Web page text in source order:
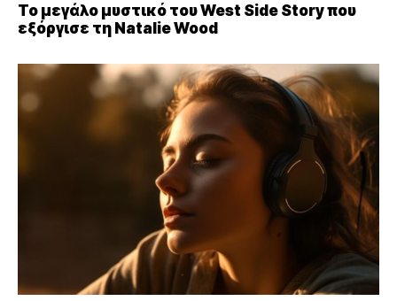
Το μεγάλο μυστικό του West Side Story που
εξόργισε τη Natalie Wood